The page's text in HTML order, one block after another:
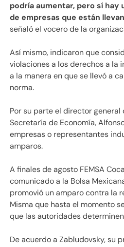
podría aumentar, pero sí
de empresas que están
señaló el vocero de la
Así mismo, indicaron que
violaciones a los derechos a la
a la manera en que se llevó a
norma.
Por su parte el director general
Secretaría de Economía,
empresas o representantes
amparos.
A finales de agosto FEMSA
comunicado a la Bolsa
promovió un amparo contra la
Misma que hasta el momento
que las autoridades
De acuerdo a Zabludovsky, su